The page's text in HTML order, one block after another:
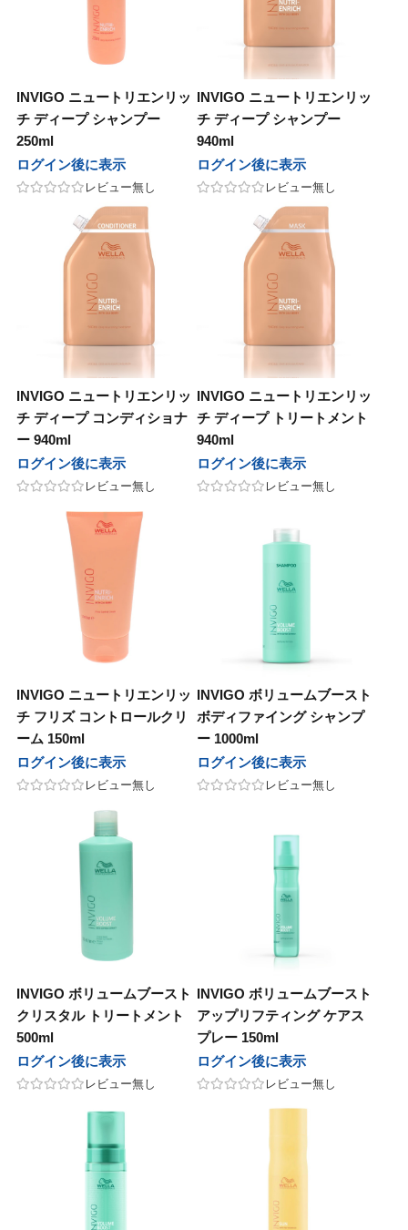
INVIGO ニュートリエンリッ
チ ディープ シャンプー
250ml
ログイン後に表示
レビュー無し
INVIGO ニュートリエンリッ
チ ディープ シャンプー
940ml
ログイン後に表示
レビュー無し
INVIGO ニュートリエンリッ
チ ディープ コンディショナ
ー 940ml
ログイン後に表示
レビュー無し
INVIGO ニュートリエンリッ
チ ディープ トリートメント
940ml
ログイン後に表示
レビュー無し
INVIGO ニュートリエンリッ
チ フリズ コントロールクリ
ーム 150ml
ログイン後に表示
レビュー無し
INVIGO ボリュームブースト
ボディファイング シャンプ
ー 1000ml
ログイン後に表示
レビュー無し
INVIGO ボリュームブースト
クリスタル トリートメント
500ml
ログイン後に表示
レビュー無し
INVIGO ボリュームブースト
アップリフティング ケアス
プレー 150ml
ログイン後に表示
レビュー無し